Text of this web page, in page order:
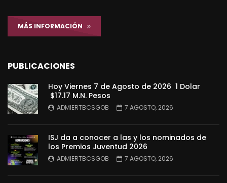
MÁS INFORMACIÓN
PUBLICACIONES
Hoy Viernes 7 de Agosto de 2026 1 Dolar
$17.17 M.N. Pesos
ADMIERTBCSGOB 7 AGOSTO, 2026
ISJ da a conocer a las y los nominados de
los Premios Juventud 2026
ADMIERTBCSGOB 7 AGOSTO, 2026